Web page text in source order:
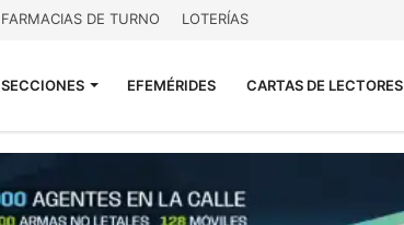
FARMACIAS DE TURNO LOTERÍAS
SECCIONES EFEMÉRIDES CARTAS DE LECTORES